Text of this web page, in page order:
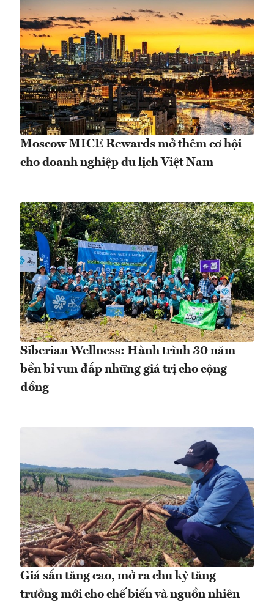
Moscow MICE Rewards mở thêm cơ hội
cho doanh nghiệp du lịch Việt Nam
Siberian Wellness: Hành trình 30 năm
bền bỉ vun đắp những giá trị cho cộng
đồng
Giá sắn tăng cao, mở ra chu kỳ tăng
trưởng mới cho chế biến và nguồn nhiên